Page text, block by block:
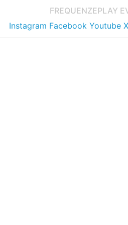
FREQUENZEPLAY
Instagram Facebook Youtube